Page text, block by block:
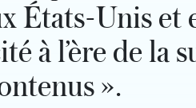
États-Unis et
à l’ère de la
».